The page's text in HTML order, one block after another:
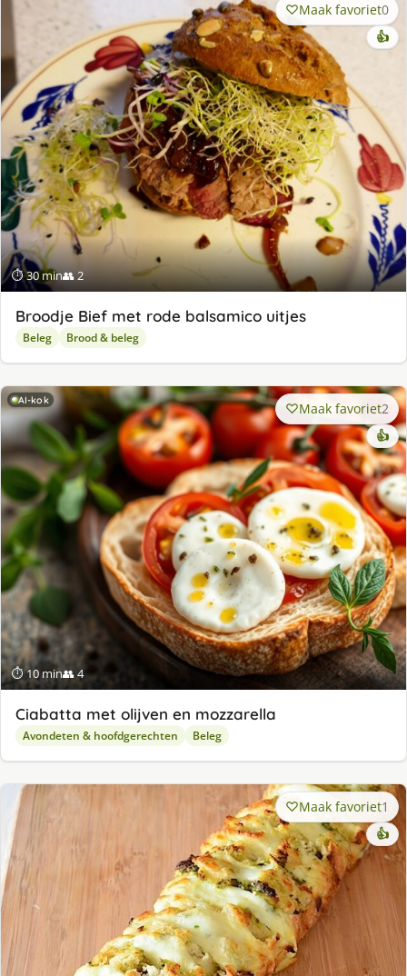
⏱ 30 min👥 2
Maak favoriet0
👍
Broodje Bief met rode balsamico uitjes
Beleg Brood & beleg
AI-kok
⏱ 10 min👥 4
Maak favoriet2
👍
Ciabatta met olijven en mozzarella
Avondeten & hoofdgerechten Beleg
Maak favoriet1
👍